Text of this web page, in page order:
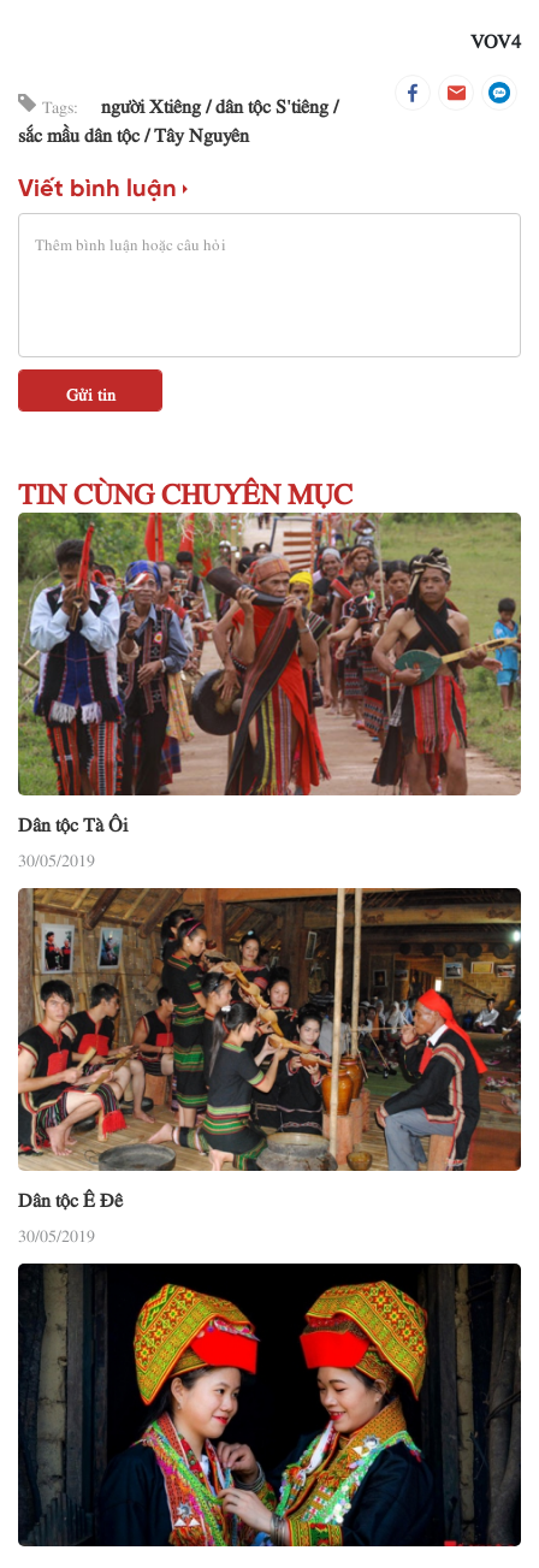
VOV4
Tags: người Xtiêng dân tộc S'tiêng
sắc mầu dân tộc Tây Nguyên
Viết bình luận
TIN CÙNG CHUYÊN MỤC
Dân tộc Tà Ôi
30/05/2019
Dân tộc Ê Đê
30/05/2019